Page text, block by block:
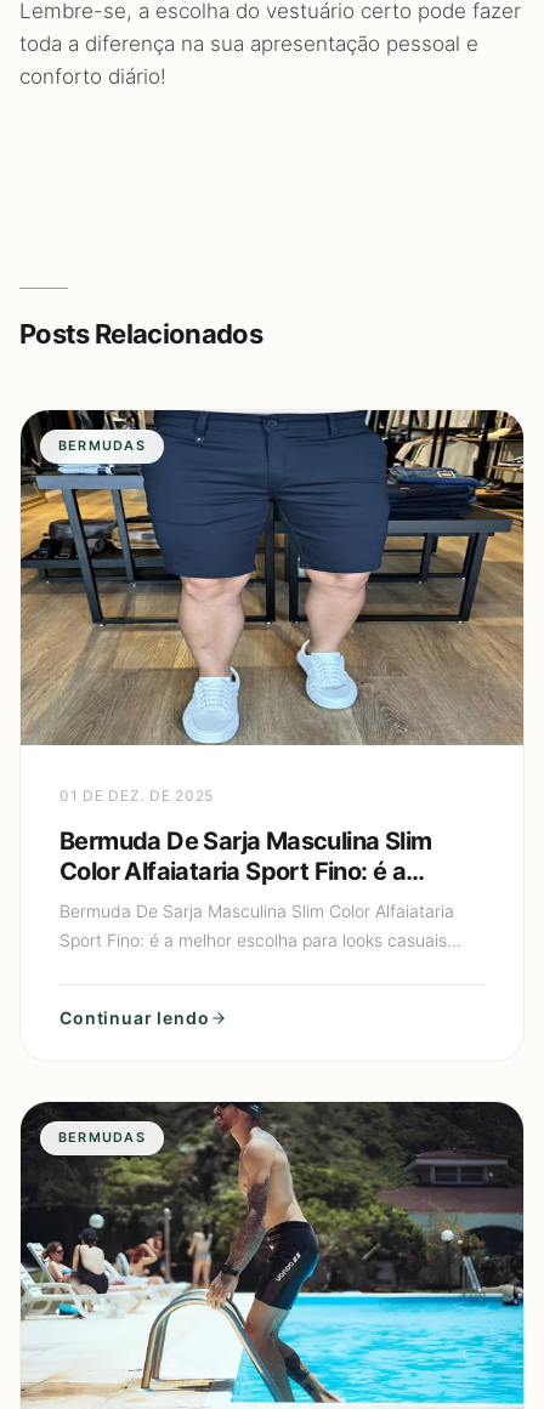
Lembre-se, a escolha do vestuário certo pode fazer
toda a diferença na sua apresentação pessoal e
conforto diário!
Posts Relacionados
BERMUDAS
01 DE DEZ. DE 2025
Bermuda De Sarja Masculina Slim
Color Alfaiataria Sport Fino: é a
melhor escolha para looks casuais
elegantes?
Bermuda De Sarja Masculina Slim Color Alfaiataria
Sport Fino: é a melhor escolha para looks casuais
Continuar lendo
BERMUDAS